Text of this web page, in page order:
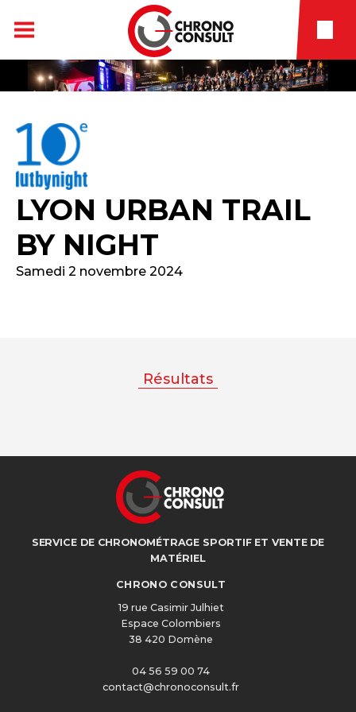
LYON URBAN TRAIL
BY NIGHT
Samedi 2 novembre 2024
Résultats
SERVICE DE CHRONOMÉTRAGE SPORTIF ET VENTE DE
MATÉRIEL
CHRONO CONSULT
19 rue Casimir Julhiet
Espace Colombiers
38 420 Domène
04 56 59 00 74
contact@chronoconsult.fr